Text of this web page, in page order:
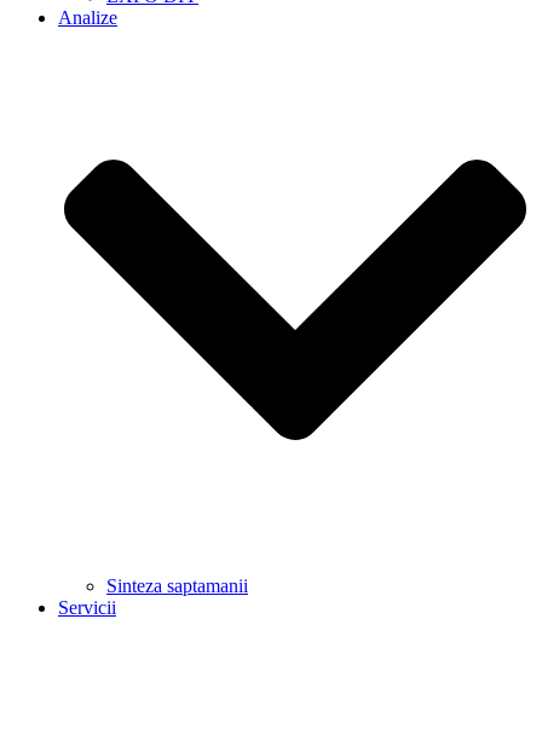
Analize
Sinteza saptamanii
Servicii